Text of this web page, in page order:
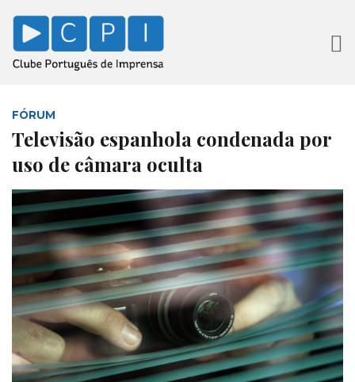
FÓRUM
Televisão espanhola condenada por
uso de câmara oculta